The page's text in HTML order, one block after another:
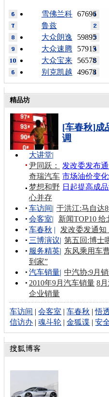
67696
雪佛兰科
鲁兹
59895
大众朗逸
57915
大众速腾
56578
大众宝来
49678
别克凯越
精品坊
[车春秋]成
调
发改委发布
市场油价变
日起提高成
大讲堂|
尹同跃：
奇瑞汽车
梦想和野
心并存
车访间| 于洪江:马自达
会客室|
新闻TOP10
车春秋 |
发改委发通知
三博演议| 第五回:博士
服务精英| 东风乘用车
到家”
汽车销量| 中汽协:9月
2010年9月汽车销量 8
企业销量
车访间 |会客室 |车春秋 |悟
信访办 |魂斗轮 |金狐谍 |安